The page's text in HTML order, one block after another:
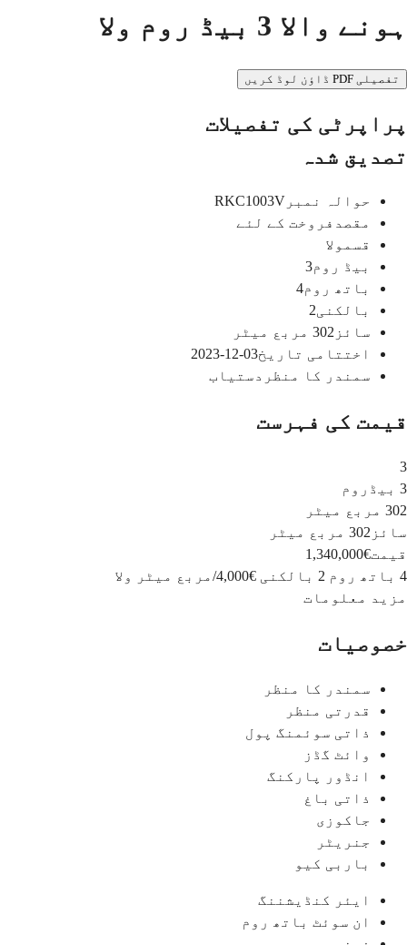
ہونے والا 3 بیڈ روم ولا
تفصیلی PDF ڈاؤن لوڈ کریں
پراپرٹی کی تفصیلات
تصدیق شدہ
حوالہ نمبر RKC1003V
مقصد فروخت کے لئے
قسمولا
بیڈ روم3
باتھ روم4
بالکنی2
سائز 302 مربع میٹر
اختتامی تاریخ03-12-2023
سمندر کا منظر دستیاب
قیمت کی فہرست
3
3 بیڈروم
302 مربع میٹر
سائز 302 مربع میٹر
قیمت€1,340,000
4 باتھ روم
2 بالکنی €4,000
/مربع میٹر
ولا
مزید معلومات
خصوصیات
سمندر کا منظر
قدرتی منظر
ذاتی سوئمنگ پول
وائٹ گڈز
انڈور پارکنگ
ذاتی باغ
جاکوزی
جنریٹر
باربی کیو
ایئر کنڈیشننگ
ان سوئٹ باتھ روم